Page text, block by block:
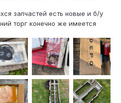
запчастей есть новые и б/у
торг конечно же имеется
пусть будет 16.000р - кит